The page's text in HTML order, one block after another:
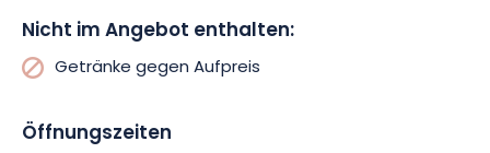
einzigartigen Aufenthalt oder machen Sie ihn zu einem
unvergesslichen Geschenk!
Nicht im Angebot enthalten:
Getränke gegen Aufpreis
Öffnungszeiten